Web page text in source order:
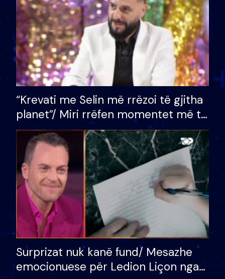
“Krevati me Selin më rrëzoi të gjitha
planet”/ Miri rrëfen momentet më të
bukura në shtëpinë e BB VIP: Do më
mungojë zilja e mëngjesit kur…
Surprizat nuk kanë fund/ Mesazhe
emocionuese për Ledion Liçon nga